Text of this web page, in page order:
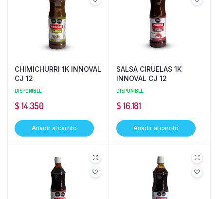
CHIMICHURRI 1K INNOVAL
CJ 12
DISPONIBLE
$ 14.350
Añadir al carrito
SALSA CIRUELAS 1K
INNOVAL CJ 12
DISPONIBLE
$ 16.181
Añadir al carrito